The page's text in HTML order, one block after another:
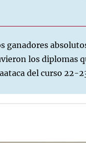
ganadores
los diplomas
del curso 22-